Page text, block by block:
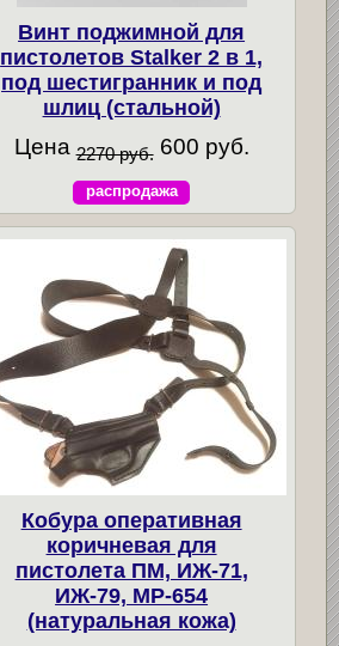
Винт поджимной для
пистолетов Stalker 2 в 1,
под шестигранник и под
шлиц (стальной)
Цена 2270 руб. 600 руб.
распродажа
Кобура оперативная
коричневая для
пистолета ПМ, ИЖ-71,
ИЖ-79, МР-654
(натуральная кожа)